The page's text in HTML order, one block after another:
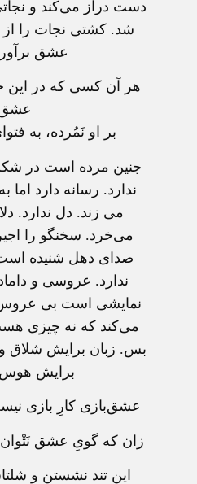
دست دراز می‌کند و
شد. کشتی نجات را از
عشق
هر آن کسی که در این
بر او نَمُرده، به
جنین مرده است در
ندارد. رسانه دارد
می زند. دل ندارد.
می‌خرد. سخنگو را
صدای دهل شنیده
ندارد. عروسی و
نمایشی است بی عروس
می‌کند که نه چیزی
بس. زبان برایش
برایش
عشق‌بازی کارِ بازی
زان که گویِ عشق
این تند نشستن و